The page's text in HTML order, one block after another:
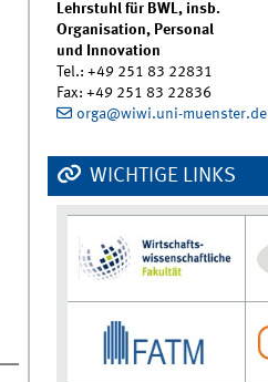
Lehrstuhl für BWL, insb.
Organisation, Personal
und Innovation
Tel.: +49 251 83 22831
Fax: +49 251 83 22836
orga@wiwi.uni-muenster.de
WICHTIGE LINKS